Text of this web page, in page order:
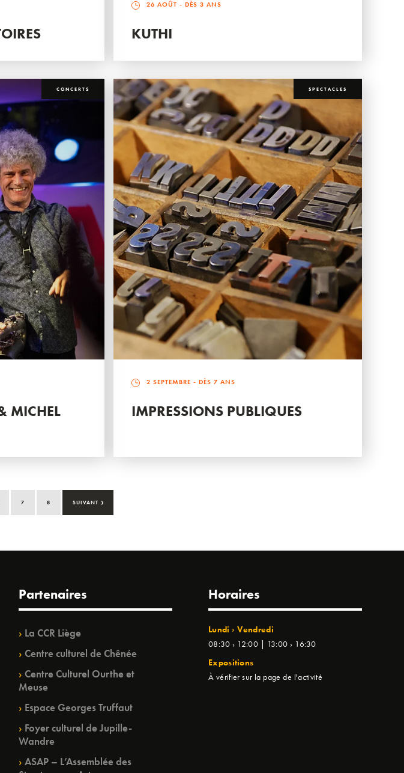
26 AOÛT - DÈS 3 ANS
KUTHI
CONCERTS
MICHEL
SPECTACLES
2 SEPTEMBRE - DÈS 7 ANS
IMPRESSIONS PUBLIQUES
7 8 SUIVANT ›
Partenaires
La CCR Liège
Centre culturel de Chênée
Centre Culturel Ourthe et
Meuse
Espace Georges Truffaut
Foyer culturel de Jupille-
Wandre
ASAP – L’Assemblée des
Horaires
Lundi › Vendredi
08:30 › 12:00 | 13:00 › 16:30
Expositions
À vérifier sur la page de l'activité